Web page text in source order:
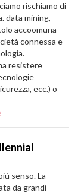
rischiamo di
data mining,
accoomuna
connessa e
resistere
ecc.) o
senso. La
da grandi